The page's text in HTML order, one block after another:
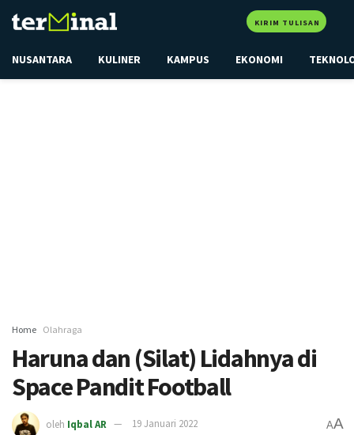
KIRIM TULISAN
NUSANTARA KULINER KAMPUS EKONOMI
Home Olahraga
Haruna dan (Silat) Lidahnya di
Space Pandit Football
oleh Iqbal AR 19 Januari 2022 AA